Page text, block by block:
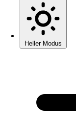
Heller Modus